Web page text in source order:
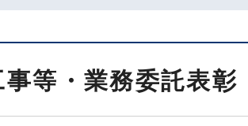
等・業務委託表彰